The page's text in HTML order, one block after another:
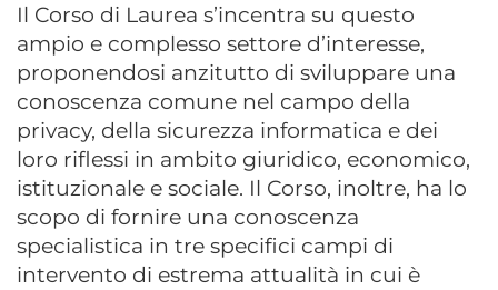
Il Corso di Laurea s’incentra su questo
ampio e complesso settore d’interesse,
proponendosi anzitutto di sviluppare una
conoscenza comune nel campo della
privacy, della sicurezza informatica e dei
loro riflessi in ambito giuridico, economico,
istituzionale e sociale. Il Corso, inoltre, ha lo
scopo di fornire una conoscenza
specialistica in tre specifici campi di
intervento di estrema attualità in cui è